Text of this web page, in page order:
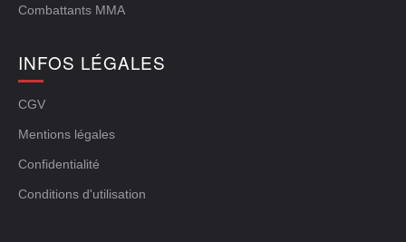
Combattants MMA
INFOS LÉGALES
CGV
Mentions légales
Confidentialité
Conditions d'utilisation